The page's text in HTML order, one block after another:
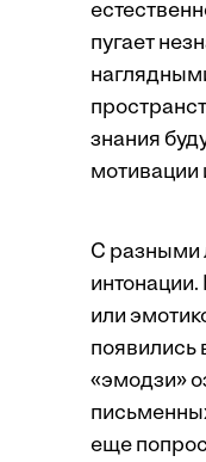
пугает
знания
мотивации
С разными
или
появились
«эмодзи»
еще